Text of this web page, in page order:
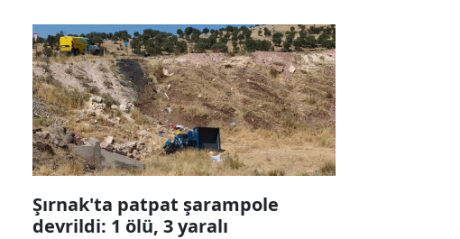
Şırnak'ta patpat şarampole
devrildi: 1 ölü, 3 yaralı